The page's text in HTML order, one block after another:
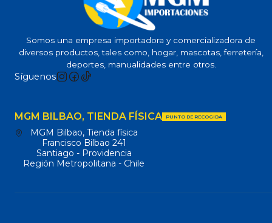
Somos una empresa importadora y comercializadora de
diversos productos, tales como, hogar, mascotas, ferretería,
deportes, manualidades entre otros.
Síguenos
MGM BILBAO, TIENDA FÍSICA PUNTO DE RECOGIDA
MGM Bilbao, Tienda física
Francisco Bilbao 241
Santiago - Providencia
Región Metropolitana - Chile